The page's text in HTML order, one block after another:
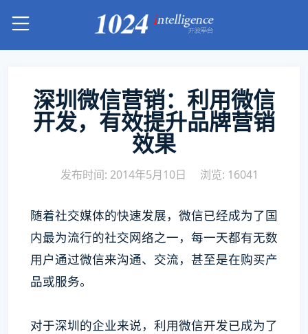
深圳微信营销：利用微信
开发，有效提升品牌营销
效果
发布时间: 2014年5月10日 浏览: 16041
随着社交媒体的快速发展，微信已经成为了国
内最为流行的社交网络之一，每一天都有无数
用户通过微信来沟通、交流，甚至是在购买产
品或服务。
对于深圳的企业来说，利用微信开发已成为了